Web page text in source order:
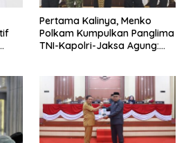
Pertama Kalinya, Menko
Polkam Kumpulkan Panglima
TNI-Kapolri-Jaksa Agung: